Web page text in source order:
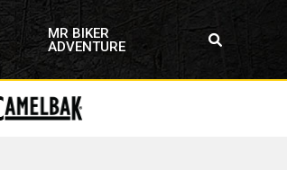
MR BIKER
ADVENTURE